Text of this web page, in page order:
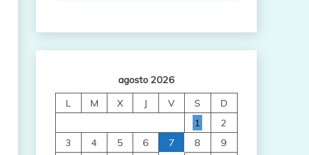
agosto 2026
L
M X J V S
D
1
2
3
4 5 6 7 8
9